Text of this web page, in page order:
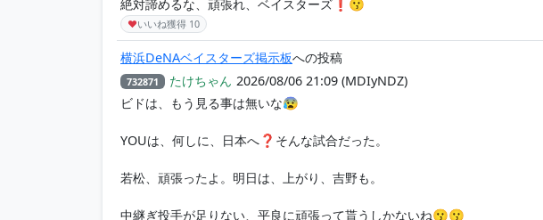
絶対諦めるな、頑張れ、ベイスターズ❗😗
♥いいね獲得 10
横浜DeNAベイスターズ掲示板への投稿
732871 たけちゃん 2026/08/06 21:09 (MDIyNDZ)
ビドは、もう見る事は無いな😰
YOUは、何しに、日本へ❓そんな試合だった。
若松、頑張ったよ。明日は、上がり、吉野も。
中継ぎ投手が足りない、平良に頑張って貰うしかないね😗😗